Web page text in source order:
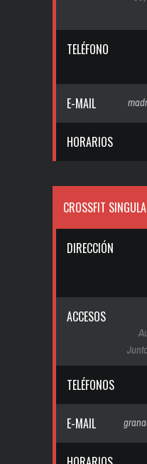
TELÉFONO
E-MAIL
HORARIOS
CROSSFIT
DIRECCIÓN
ACCESOS
TELÉFONOS
E-MAIL